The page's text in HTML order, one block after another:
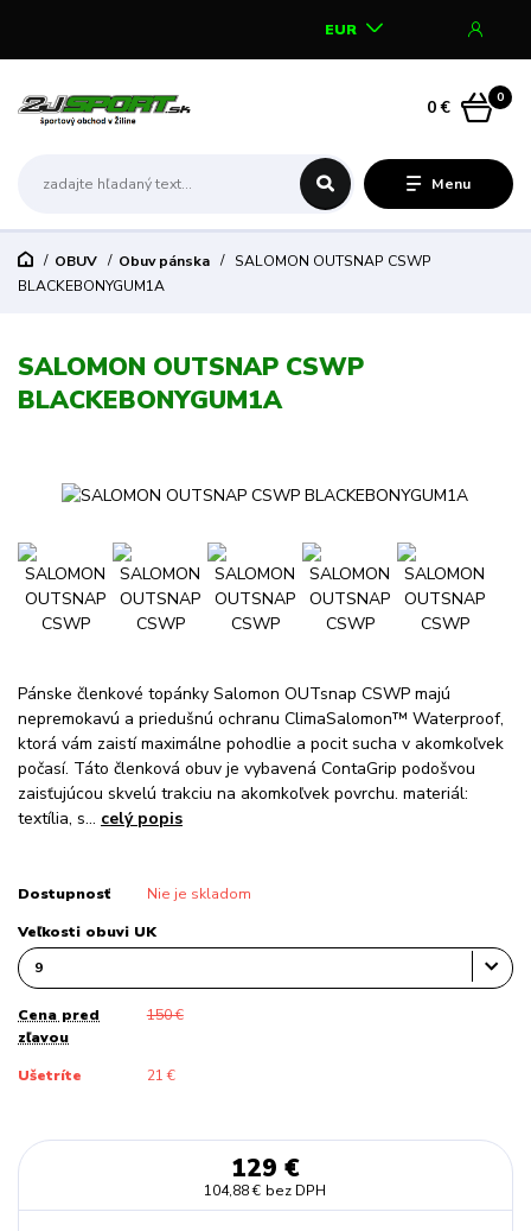
Menu
EUR
0
0 €
OBUV Obuv pánska
SALOMON OUTSNAP CSWP
BLACKEBONYGUM1A
SALOMON OUTSNAP CSWP
BLACKEBONYGUM1A
Pánske členkové topánky Salomon OUTsnap CSWP majú
nepremokavú a priedušnú ochranu ClimaSalomon™ Waterproof,
ktorá vám zaistí maximálne pohodlie a pocit sucha v akomkoľvek
počasí. Táto členková obuv je vybavená ContaGrip podošvou
zaisťujúcou skvelú trakciu na akomkoľvek povrchu. materiál:
textília, s... celý popis
Dostupnosť Nie je skladom
Veľkosti obuvi UK
Cena pred
zľavou
150 €
Ušetríte 21 €
129 €
104,88 € bez DPH